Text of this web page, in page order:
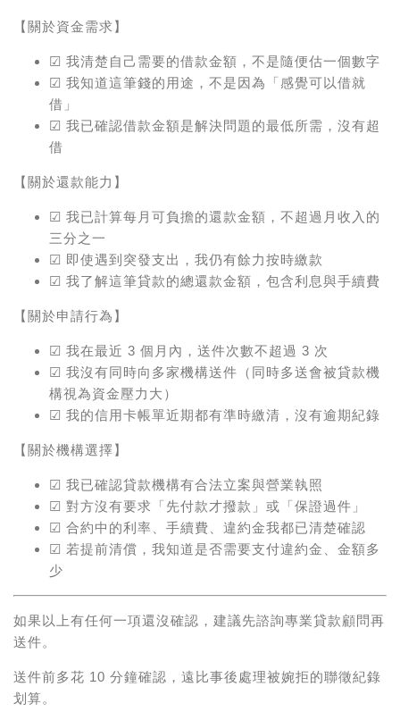
【關於資金需求】
☑ 我清楚自己需要的借款金額，不是隨便估一個數字
☑ 我知道這筆錢的用途，不是因為「感覺可以借就
借」
☑ 我已確認借款金額是解決問題的最低所需，沒有超
借
【關於還款能力】
☑ 我已計算每月可負擔的還款金額，不超過月收入的
三分之一
☑ 即使遇到突發支出，我仍有餘力按時繳款
☑ 我了解這筆貸款的總還款金額，包含利息與手續費
【關於申請行為】
☑ 我在最近 3 個月內，送件次數不超過 3 次
☑ 我沒有同時向多家機構送件（同時多送會被貸款機
構視為資金壓力大）
☑ 我的信用卡帳單近期都有準時繳清，沒有逾期紀錄
【關於機構選擇】
☑ 我已確認貸款機構有合法立案與營業執照
☑ 對方沒有要求「先付款才撥款」或「保證過件」
☑ 合約中的利率、手續費、違約金我都已清楚確認
☑ 若提前清償，我知道是否需要支付違約金、金額多
少
如果以上有任何一項還沒確認，建議先諮詢專業貸款顧問再
送件。
送件前多花 10 分鐘確認，遠比事後處理被婉拒的聯徵紀錄
划算。